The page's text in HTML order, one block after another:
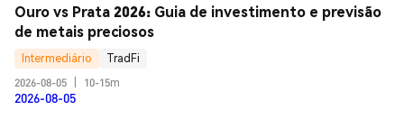
Ouro vs Prata 2026: Guia de investimento e previsão
de metais preciosos
Intermediário
TradFi
2026-08-05
10-15m
2026-08-05